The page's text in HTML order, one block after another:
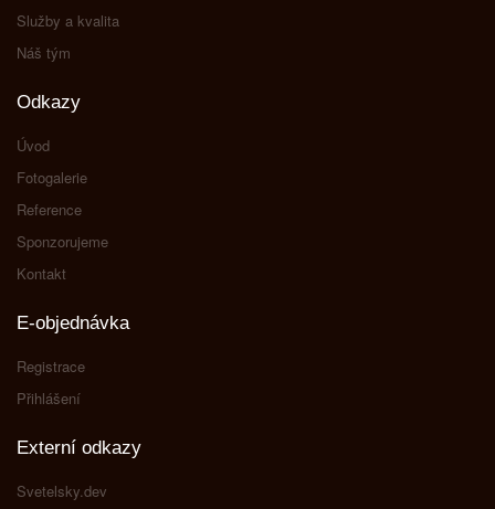
Služby a kvalita
Náš tým
Odkazy
Úvod
Fotogalerie
Reference
Sponzorujeme
Kontakt
E-objednávka
Registrace
Přihlášení
Externí odkazy
Svetelsky.dev